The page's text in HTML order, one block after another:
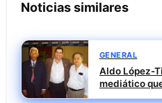
Noticias similares
GENERAL
Aldo López-
mediático
penal